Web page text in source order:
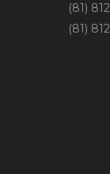
(81)
(81)